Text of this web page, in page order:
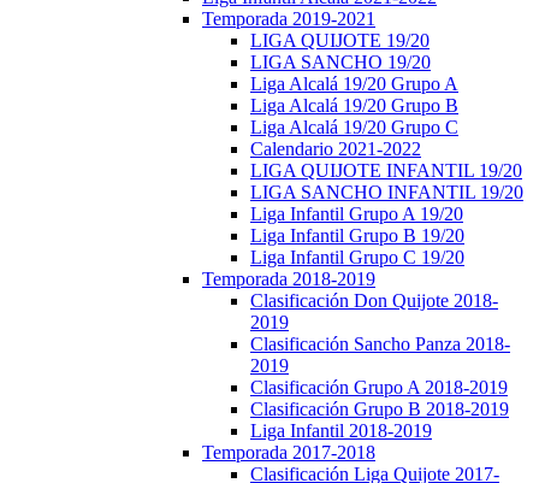
Temporada 2019-2021
LIGA QUIJOTE 19/20
LIGA SANCHO 19/20
Liga Alcalá 19/20 Grupo A
Liga Alcalá 19/20 Grupo B
Liga Alcalá 19/20 Grupo C
Calendario 2021-2022
LIGA QUIJOTE INFANTIL 19/20
LIGA SANCHO INFANTIL 19/20
Liga Infantil Grupo A 19/20
Liga Infantil Grupo B 19/20
Liga Infantil Grupo C 19/20
Temporada 2018-2019
Clasificación Don Quijote 2018-
2019
Clasificación Sancho Panza 2018-
2019
Clasificación Grupo A 2018-2019
Clasificación Grupo B 2018-2019
Liga Infantil 2018-2019
Temporada 2017-2018
Clasificación Liga Quijote 2017-